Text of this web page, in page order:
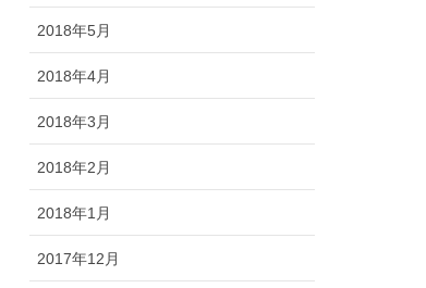
2018年5月
2018年4月
2018年3月
2018年2月
2018年1月
2017年12月